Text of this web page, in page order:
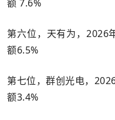
额 7.6%
第六位，天有为，2026
额6.5%
第七位，群创光电，
额3.4%